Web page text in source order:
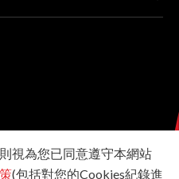
視為您已同意遵守本網站
(包括對您的Cookies紀錄進